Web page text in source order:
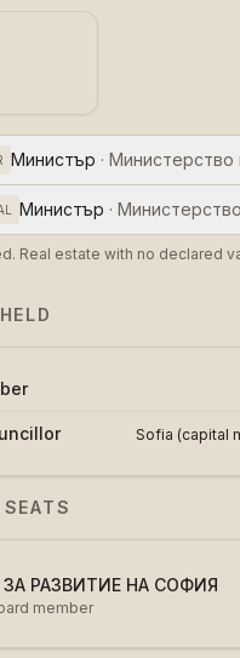
Министър · Министерство
Министър ·
Real estate with no declared
Sofia (capital
РАЗВИТИЕ НА СОФИЯ
member